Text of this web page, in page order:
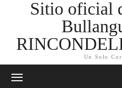
Sitio oficial
Un Solo